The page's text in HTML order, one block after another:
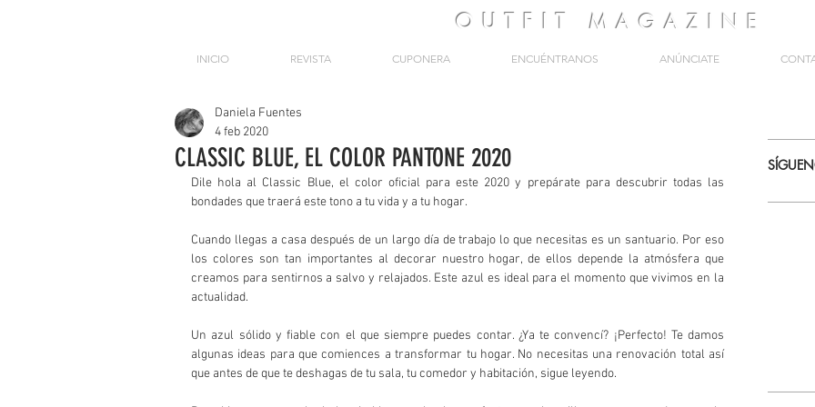
OUTFIT MAGAZINE
INICIO REVISTA CUPONERA ENCUÉNTRANOS ANÚNCIATE
CLASSIC BLUE, EL COLOR PANTONE 2020
Daniela Fuentes
4 feb 2020
Dile hola al Classic Blue, el color oficial para este 2020 y prepárate para descubrir todas las
bondades que traerá este tono a tu vida y a tu hogar.
Cuando llegas a casa después de un largo día de trabajo lo que necesitas es un santuario. Por eso
los colores son tan importantes al decorar nuestro hogar, de ellos depende la atmósfera que
creamos para sentirnos a salvo y relajados. Este azul es ideal para el momento que vivimos en la
actualidad.
Un azul sólido y fiable con el que siempre puedes contar. ¿Ya te convencí? ¡Perfecto! Te damos
algunas ideas para que comiences a transformar tu hogar. No necesitas una renovación total así
que antes de que te deshagas de tu sala, tu comedor y habitación, sigue leyendo.